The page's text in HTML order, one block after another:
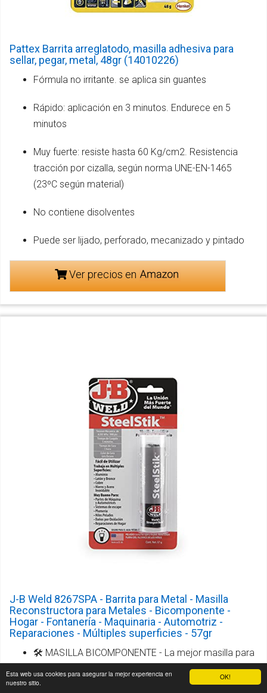
OK!
Esta web usa cookies para asegurar la mejor experiencia en
nuestro sitio.
Pattex Barrita arreglatodo, masilla adhesiva para
sellar, pegar, metal, 48gr (14010226)
Fórmula no irritante. se aplica sin guantes
Rápido: aplicación en 3 minutos. Endurece en 5
minutos
Muy fuerte: resiste hasta 60 Kg/cm2. Resistencia
tracción por cizalla, según norma UNE-EN-1465
(23ºC según material)
No contiene disolventes
Puede ser lijado, perforado, mecanizado y pintado
Ver precios en
J-B Weld 8267SPA - Barrita para Metal - Masilla
Reconstructora para Metales - Bicomponente -
Hogar - Fontanería - Maquinaria - Automotriz -
Reparaciones - Múltiples superficies - 57gr
🛠️ MASILLA BICOMPONENTE - La mejor masilla para
metal. Para reparar y reconstruir rápidamente
cualquier cosa hecha de metal. Los productos J-B